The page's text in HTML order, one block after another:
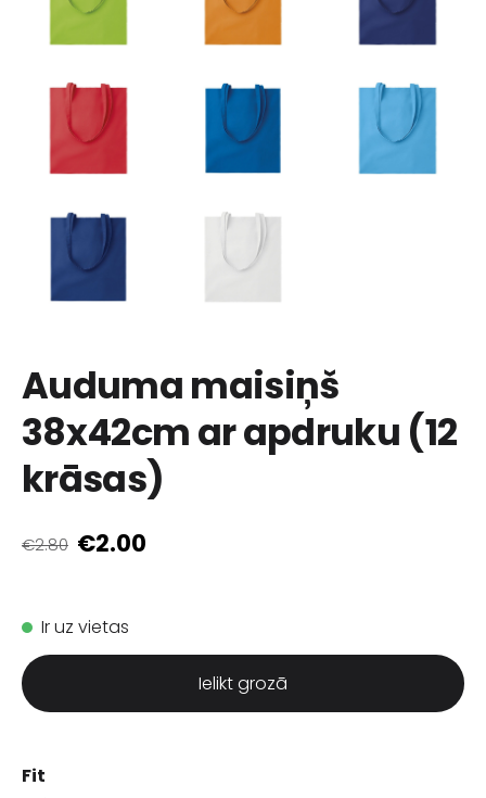
Auduma maisiņš
38x42cm ar apdruku (12
krāsas)
€2.80 €2.00
Ir uz vietas
Ielikt grozā
Fit